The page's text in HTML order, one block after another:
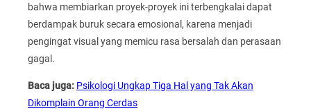
bahwa membiarkan proyek-proyek ini terbengkalai dapat
berdampak buruk secara emosional, karena menjadi
pengingat visual yang memicu rasa bersalah dan perasaan
gagal.
Baca juga: Psikologi Ungkap Tiga Hal yang Tak Akan
Dikomplain Orang Cerdas